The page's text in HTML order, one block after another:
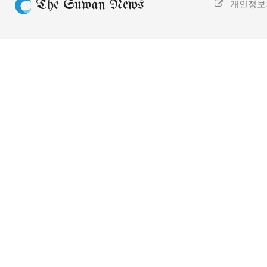
The Suwan News 개인정